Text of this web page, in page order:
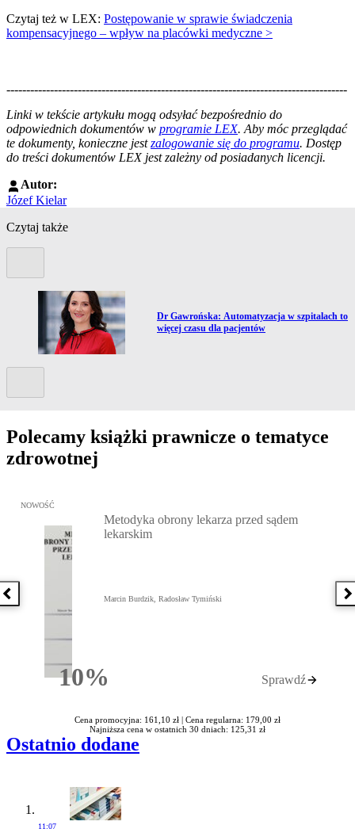
Czytaj też w LEX: Postępowanie w sprawie świadczenia
kompensacyjnego – wpływ na placówki medyczne >
--------------------------------------------------------------------------------------
Linki w tekście artykułu mogą odsyłać bezpośrednio do
odpowiednich dokumentów w programie LEX. Aby móc przeglądać
te dokumenty, konieczne jestzalogowanie się do programu. Dostęp
do treści dokumentów LEX jest zależny od posiadanych licencji.
Autor:
Józef Kielar
Czytaj także
Przejdź do artykułu:
Dr Gawrońska: Automatyzacja w szpitalach to
więcej czasu dla pacjentów
Polecamy książki prawnicze o tematyce
zdrowotnej
Poprzednia książka
Przejdź do: Metodyka obrony lekarza przed sądem lekarskim,
NOWOŚĆ
10%Rabatu
Metodyka obrony lekarza przed sądem
lekarskim
Marcin Burdzik, Radosław Tymiński
Sprawdź
Cena promocyjna: 161,10 zł | Cena regularna: 179,00 zł
Najniższa cena w ostatnich 30 dniach: 125,31 zł
Ostatnio dodane
11:07